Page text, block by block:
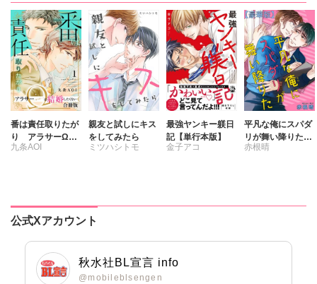
風雅ゆゆ
恋煩シビト
楠田らら
風雅ゆゆ
麻井キンタ
楠田らら
風雅ゆゆ
番は責任取りたが
り アラサーΩは
結婚したくない
九条AOI
親友と試しにキス
をしてみたら
ミツハシトモ
最強ヤンキー躾日
記【単行本版】
金子アコ
平凡な俺にスパダ
リが舞い降りた
【豪華版】
赤根晴
公式Xアカウント
秋水社BL宣言 info
@mobileblsengen